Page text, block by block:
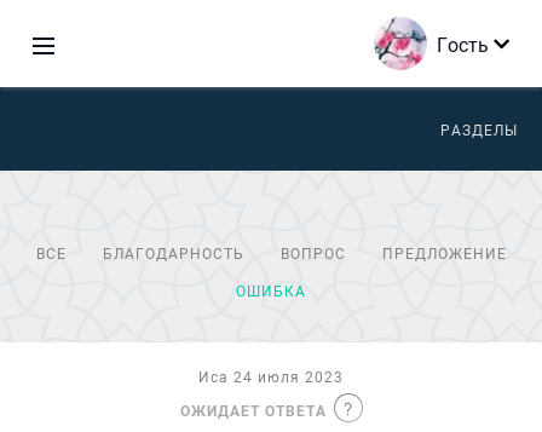
Гость
РАЗДЕЛЫ
ВСЕ БЛАГОДАРНОСТЬ ВОПРОС
ПРЕДЛОЖЕНИЕ
ОШИБКА
Иса 24 июля 2023
ОЖИДАЕТ ОТВЕТА